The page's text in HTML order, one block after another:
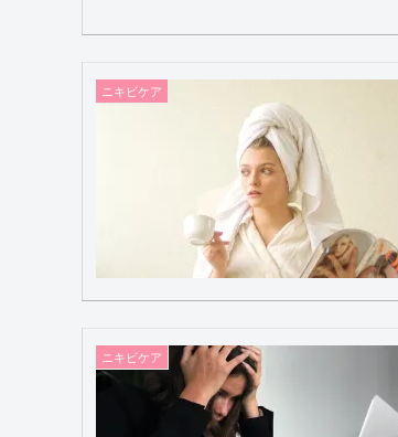
ニキビケア
ニキビケア